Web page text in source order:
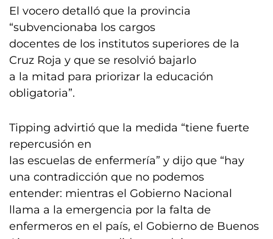
El vocero detalló que la provincia
“subvencionaba los cargos
docentes de los institutos superiores de la
Cruz Roja y que se resolvió bajarlo
a la mitad para priorizar la educación
obligatoria”.
Tipping advirtió que la medida “tiene fuerte
repercusión en
las escuelas de enfermería” y dijo que “hay
una contradicción que no podemos
entender: mientras el Gobierno Nacional
llama a la emergencia por la falta de
enfermeros en el país, el Gobierno de Buenos